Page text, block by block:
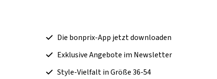
Die bonprix-App jetzt downloaden
Exklusive Angebote im Newsletter
Style-Vielfalt in Größe 36-54